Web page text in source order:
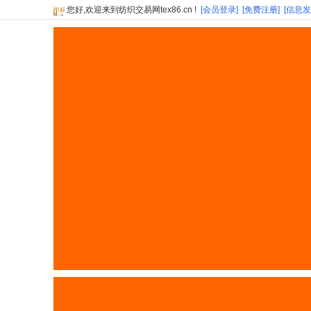
您好,欢迎来到纺织交易网tex86.cn ! [会员登录] [免费注册] [信息